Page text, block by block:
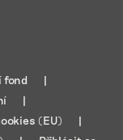
fond
(EU)